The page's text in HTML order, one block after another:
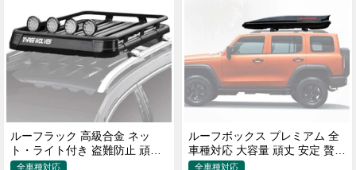
ルーフラック 高級合金 ネッ
ト・ライト付き 盗難防止 頑丈
安定 分離式 大容量 ベースキャ
全車種対応
ルーフボックス プレミアム 全
車種対応 大容量 頑丈 安定 贅沢
使い心地 おしゃれ 多色 車用ラ
全車種対応